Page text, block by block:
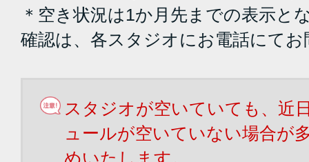
＊空き状況は1か月先までの表示と
確認は、各スタジオにお電話にて
スタジオが空いていても、近
ュールが空いていない場合が